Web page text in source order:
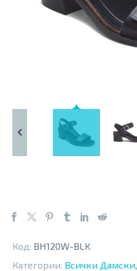
Код: BH120W-BLK
Категории: Всички Дамски,